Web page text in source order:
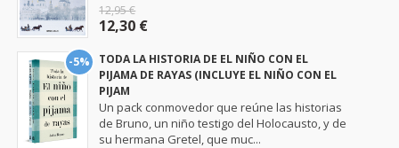
12,95 €
12,30 €
-5%
TODA LA HISTORIA DE EL NIÑO CON EL
PIJAMA DE RAYAS (INCLUYE EL NIÑO CON EL
PIJAM
Un pack conmovedor que reúne las historias
de Bruno, un niño testigo del Holocausto, y de
su hermana Gretel, que muc...